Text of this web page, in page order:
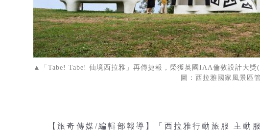
▲「Tabe! Tabe! 仙境西拉雅」再傳捷報，榮獲英國IAA倫敦設計大
圖：西拉雅國家風景區
【旅奇傳媒/編輯部報導】「西拉雅行動旅服 主動